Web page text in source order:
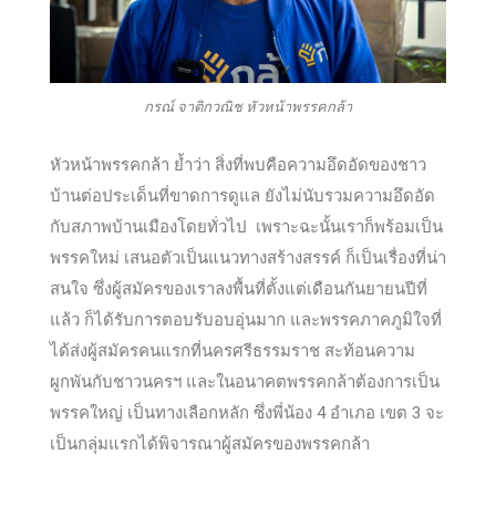
กรณ์ จาติกวณิช หัวหน้าพรรคกล้า
หัวหน้าพรรคกล้า ย้ำว่า สิ่งที่พบคือความอึดอัดของชาว
บ้านต่อประเด็นที่ขาดการดูแล ยังไม่นับรวมความอึดอัด
กับสภาพบ้านเมืองโดยทั่วไป เพราะฉะนั้นเราก็พร้อมเป็น
พรรคใหม่ เสนอตัวเป็นแนวทางสร้างสรรค์ ก็เป็นเรื่องที่น่า
สนใจ ซึ่งผู้สมัครของเราลงพื้นที่ตั้งแต่เดือนกันยายนปีที่
แล้ว ก็ได้รับการตอบรับอบอุ่นมาก และพรรคภาคภูมิใจที่
ได้ส่งผู้สมัครคนแรกที่นครศรีธรรมราช สะท้อนความ
ผูกพันกับชาวนครฯ และในอนาคตพรรคกล้าต้องการเป็น
พรรคใหญ่ เป็นทางเลือกหลัก ซึ่งพี่น้อง 4 อำเภอ เขต 3 จะ
เป็นกลุ่มแรกได้พิจารณาผู้สมัครของพรรคกล้า